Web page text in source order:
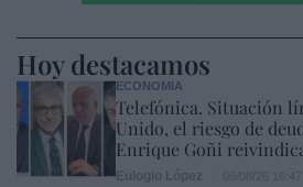
Hoy destacamos
ECONOMÍA
Telefónica. Situación
Unido, el riesgo de
Enrique Goñi